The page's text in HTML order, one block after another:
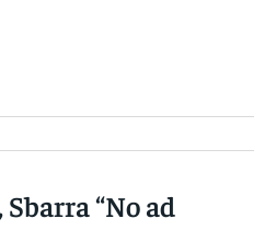
“No ad